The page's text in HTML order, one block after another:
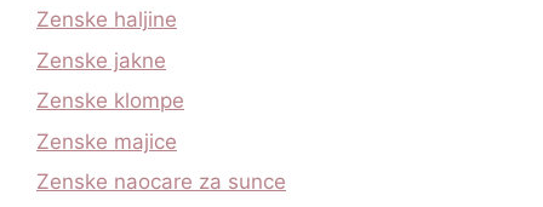
Zenske haljine
Zenske jakne
Zenske klompe
Zenske majice
Zenske naocare za sunce